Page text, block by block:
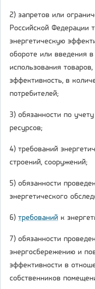
2) запретов или
Российской Федерации
энергетическую
обороте или введения
использования
эффективность, в
потребителей;
3) обязанности по
ресурсов;
4) требований
строений, сооружений;
5) обязанности
энергетического
6) требований к
7) обязанности
энергосбережению и
эффективности в
собственников